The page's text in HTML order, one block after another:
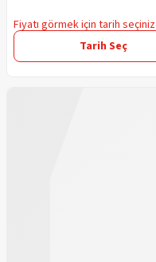
Fiyatı görmek için tarih seçiniz
Tarih Seç